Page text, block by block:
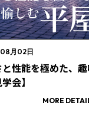
月02日
と性能を極めた、
会】
MORE